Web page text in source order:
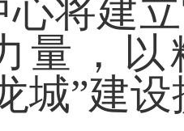
心将建
量，
城”建